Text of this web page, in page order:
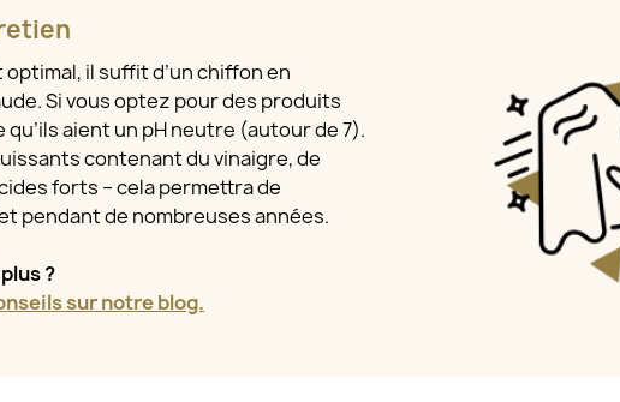
il suffit d’un chiffon en
Si vous optez pour des produits
aient un pH neutre (autour de 7).
contenant du vinaigre, de
forts – cela permettra de
pendant de nombreuses années.
?
sur notre blog.